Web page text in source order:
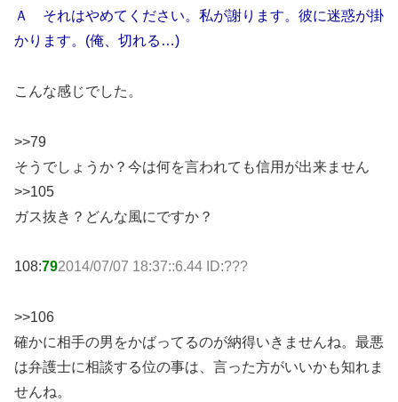
Ａ それはやめてください。私が謝ります。彼に迷惑が掛
かります。(俺、切れる…)
こんな感じでした。
>>79
そうでしょうか？今は何を言われても信用が出来ません
>>105
ガス抜き？どんな風にですか？
108:792014/07/07 18:37::6.44 ID:???
>>106
確かに相手の男をかばってるのが納得いきませんね。最悪
は弁護士に相談する位の事は、言った方がいいかも知れま
せんね。